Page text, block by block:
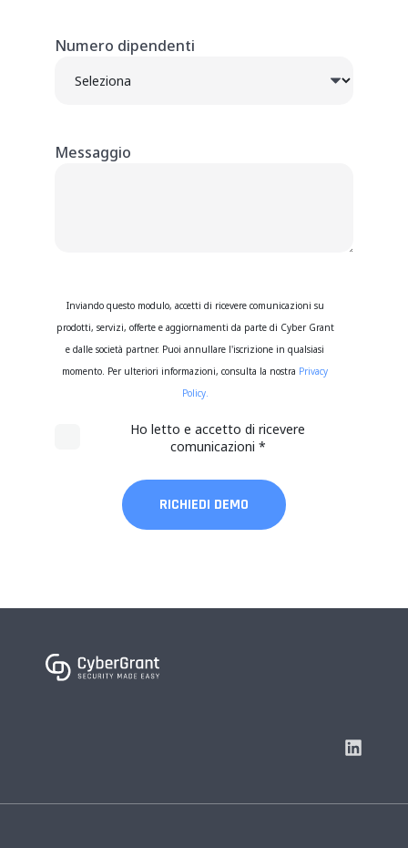
Numero dipendenti
Messaggio
Inviando questo modulo, accetti di ricevere comunicazioni su
prodotti, servizi, offerte e aggiornamenti da parte di Cyber Grant
e dalle società partner. Puoi annullare l'iscrizione in qualsiasi
momento. Per ulteriori informazioni, consulta la nostra Privacy
Policy.
Ho letto e accetto di ricevere
comunicazioni *